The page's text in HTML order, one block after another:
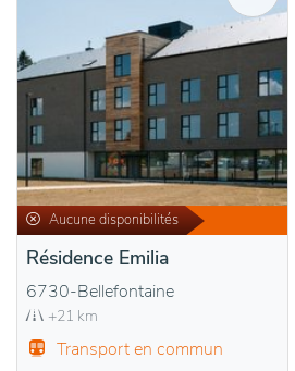
Aucune disponibilités
Résidence Emilia
6730-Bellefontaine
+21 km
Transport en commun